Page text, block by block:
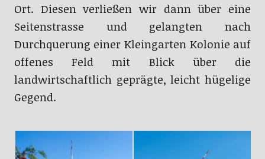
Ort. Diesen verließen wir dann über eine
Seitenstrasse und gelangten nach
Durchquerung einer Kleingarten Kolonie auf
offenes Feld mit Blick über die
landwirtschaftlich geprägte, leicht hügelige
Gegend.